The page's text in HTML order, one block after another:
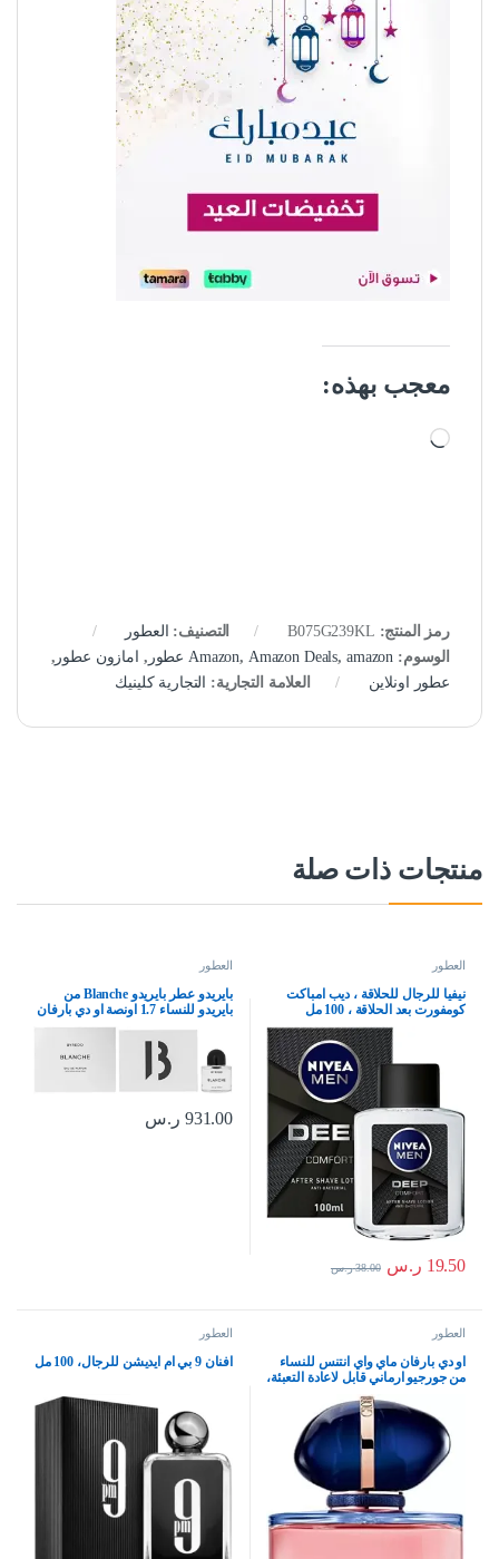
معجب بهذه:
جاري التحميل…
رمز المنتج: B075G239KL التصنيف: العطور
الوسوم:
Amazon, Amazon Deals, amazon عطور , امازون عطور ,
عطور اونلاين
العلامة التجارية: التجارية كلينيك
منتجات ذات صلة
العطور
نيفيا للرجال للحلاقة ، ديب امباكت
كومفورت بعد الحلاقة ، 100 مل
19.50 ر.س 38.00 ر.س
العطور
بايريدو عطر بايريدو Blanche من
بايريدو للنساء 1.7 اونصة او دي بارفان
931.00 ر.س
العطور
او دي بارفان ماي واي انتنس للنساء
من جورجيو ارماني قابل لاعادة التعبئة،
العطور
افنان 9 بي ام ايديشن للرجال، 100 مل